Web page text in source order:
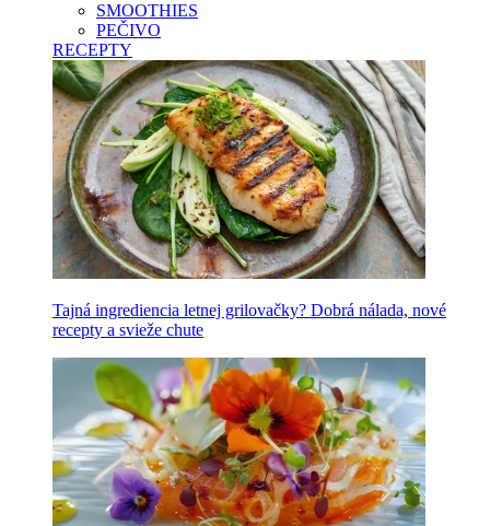
SMOOTHIES
PEČIVO
RECEPTY
Tajná ingrediencia letnej grilovačky? Dobrá nálada, nové
recepty a svieže chute